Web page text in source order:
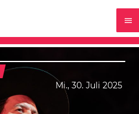
Mi., 30. Juli 2025